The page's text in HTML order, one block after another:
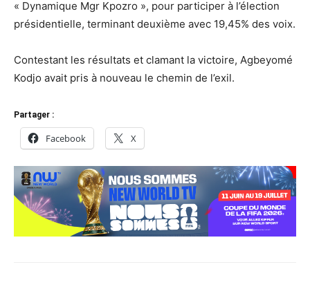
« Dynamique Mgr Kpozro », pour participer à l’élection
présidentielle, terminant deuxième avec 19,45% des voix.
Contestant les résultats et clamant la victoire, Agbeyomé
Kodjo avait pris à nouveau le chemin de l’exil.
Partager :
Facebook X